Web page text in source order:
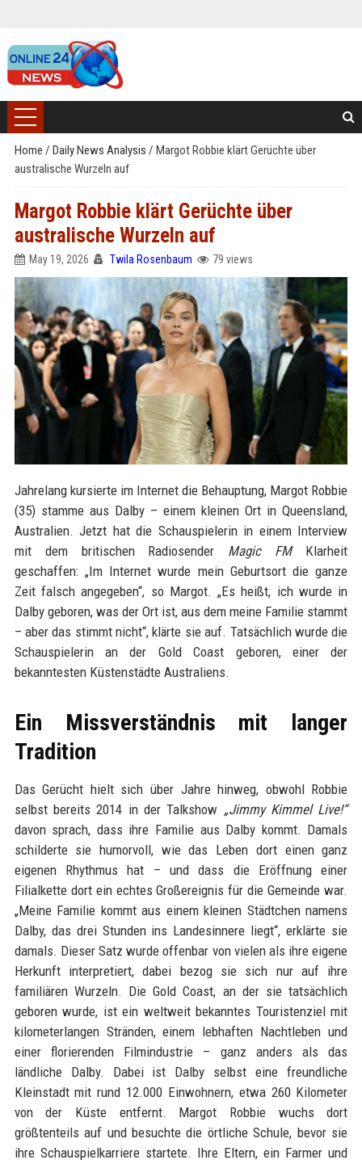
Home / Daily News Analysis / Margot Robbie klärt Gerüchte über
australische Wurzeln auf
Margot Robbie klärt Gerüchte über
australische Wurzeln auf
May 19, 2026 Twila Rosenbaum 79 views
Jahrelang kursierte im Internet die Behauptung, Margot Robbie
(35) stamme aus Dalby – einem kleinen Ort in Queensland,
Australien. Jetzt hat die Schauspielerin in einem Interview
mit dem britischen Radiosender Magic FMKlarheit
geschaffen: „Im Internet wurde mein Geburtsort die ganze
Zeit falsch angegeben“, so Margot. „Es heißt, ich wurde in
Dalby geboren, was der Ort ist, aus dem meine Familie stammt
– aber das stimmt nicht“, klärte sie auf. Tatsächlich wurde die
Schauspielerin an der Gold Coast geboren, einer der
bekanntesten Küstenstädte Australiens.
Ein Missverständnis mit langer
Tradition
Das Gerücht hielt sich über Jahre hinweg, obwohl Robbie
selbst bereits 2014 in der Talkshow „Jimmy Kimmel Live!“
davon sprach, dass ihre Familie aus Dalby kommt. Damals
schilderte sie humorvoll, wie das Leben dort einen ganz
eigenen Rhythmus hat – und dass die Eröffnung einer
Filialkette dort ein echtes Großereignis für die Gemeinde war.
„Meine Familie kommt aus einem kleinen Städtchen namens
Dalby, das drei Stunden ins Landesinnere liegt“, erklärte sie
damals. Dieser Satz wurde offenbar von vielen als ihre eigene
Herkunft interpretiert, dabei bezog sie sich nur auf ihre
familiären Wurzeln. Die Gold Coast, an der sie tatsächlich
geboren wurde, ist ein weltweit bekanntes Touristenziel mit
kilometerlangen Stränden, einem lebhaften Nachtleben und
einer florierenden Filmindustrie – ganz anders als das
ländliche Dalby. Dabei ist Dalby selbst eine freundliche
Kleinstadt mit rund 12.000 Einwohnern, etwa 260 Kilometer
von der Küste entfernt. Margot Robbie wuchs dort
größtenteils auf und besuchte die örtliche Schule, bevor sie
ihre Schauspielkarriere startete. Ihre Eltern, ein Farmer und